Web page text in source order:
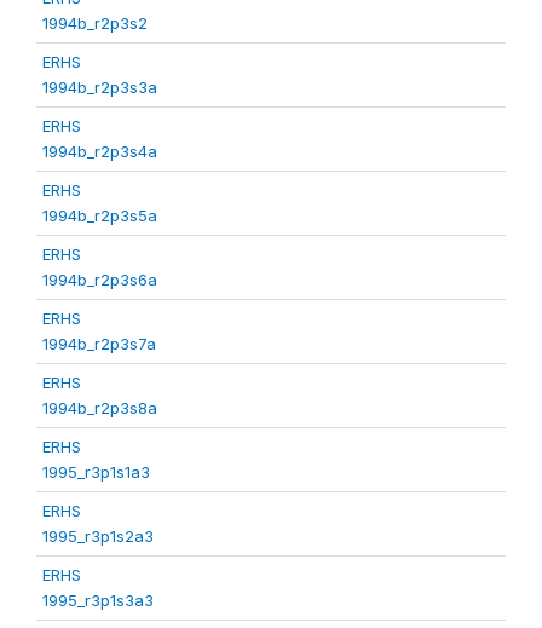
1994b_r2p3s2
ERHS
1994b_r2p3s3a
ERHS
1994b_r2p3s4a
ERHS
1994b_r2p3s5a
ERHS
1994b_r2p3s6a
ERHS
1994b_r2p3s7a
ERHS
1994b_r2p3s8a
ERHS
1995_r3p1s1a3
ERHS
1995_r3p1s2a3
ERHS
1995_r3p1s3a3